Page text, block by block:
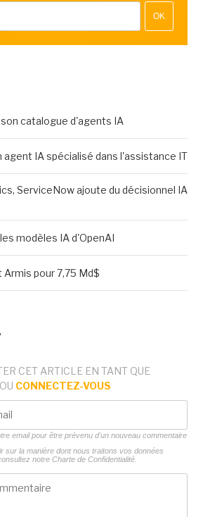
OK
catalogue d'agents IA
agent IA spécialisé dans l'assistance IT
ServiceNow ajoute du décisionnel IA
modèles IA d'OpenAI
pour 7,75 Md$
CET ARTICLE EN TANT QUE
OU CONNECTEZ-VOUS
email pour être prévenu d'un nouveau commentaire
sur la manière dont nous traitons vos données
notre Charte de Confidentialité.